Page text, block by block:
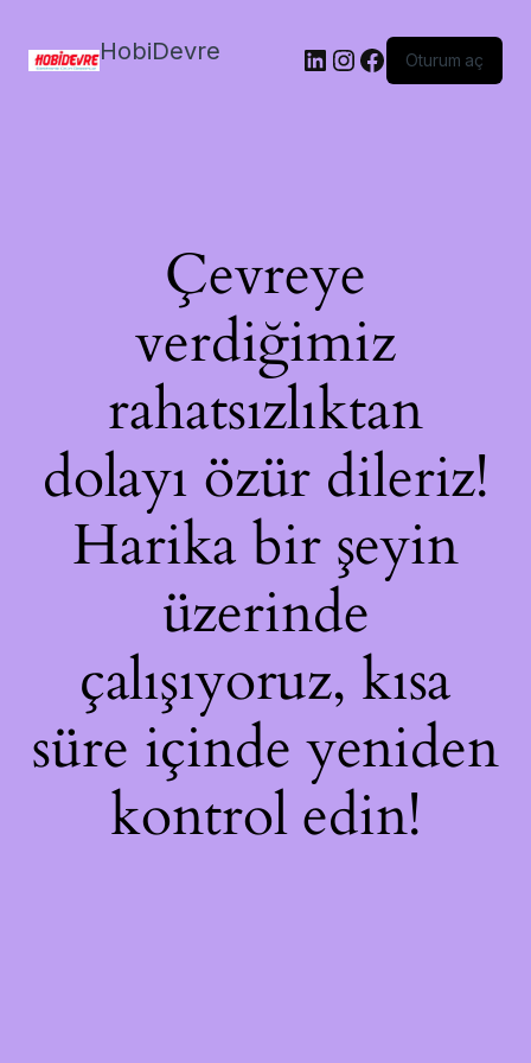
HobiDevre LinkedIn
Instagram
Facebook
Oturum aç
Çevreye
verdiğimiz
rahatsızlıktan
dolayı özür dileriz!
Harika bir şeyin
üzerinde
çalışıyoruz, kısa
süre içinde yeniden
kontrol edin!